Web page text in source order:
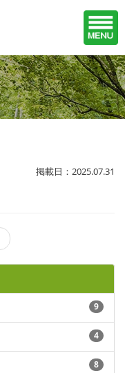
掲載日：2025.07.31
9
4
8